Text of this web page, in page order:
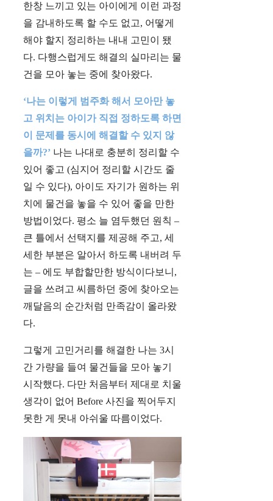
한창 느끼고 있는 아이에게 이런 과정
을 감내하도록 할 수도 없고, 어떻게
해야 할지 정리하는 내내 고민이 됐
다. 다행스럽게도 해결의 실마리는 물
건을 모아 놓는 중에 찾아왔다.
‘나는 이렇게 범주화 해서 모아만 놓
고 위치는 아이가 직접 정하도록 하면
이 문제를 동시에 해결할 수 있지 않
을까?’ 나는 나대로 충분히 정리할 수
있어 좋고 (심지어 정리할 시간도 줄
일 수 있다), 아이도 자기가 원하는 위
치에 물건을 놓을 수 있어 좋을 만한
방법이었다. 평소 늘 염두했던 원칙 –
큰 틀에서 선택지를 제공해 주고, 세
세한 부분은 알아서 하도록 내버려 두
는 – 에도 부합할만한 방식이다보니,
글을 쓰려고 씨름하던 중에 찾아오는
깨달음의 순간처럼 만족감이 올라왔
다.
그렇게 고민거리를 해결한 나는 3시
간 가량을 들여 물건들을 모아 놓기
시작했다. 다만 처음부터 제대로 치울
생각이 없어 Before 사진을 찍어두지
못한 게 못내 아쉬울 따름이었다.